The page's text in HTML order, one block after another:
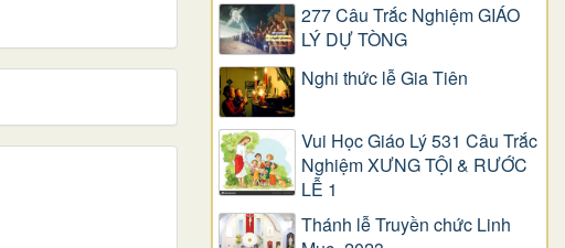
277 Câu Trắc Nghiệm GIÁO
LÝ DỰ TÒNG
Nghi thức lễ Gia Tiên
Vui Học Giáo Lý 531 Câu Trắc
Nghiệm XƯNG TỘI & RƯỚC
LỄ 1
Thánh lễ Truyền chức Linh